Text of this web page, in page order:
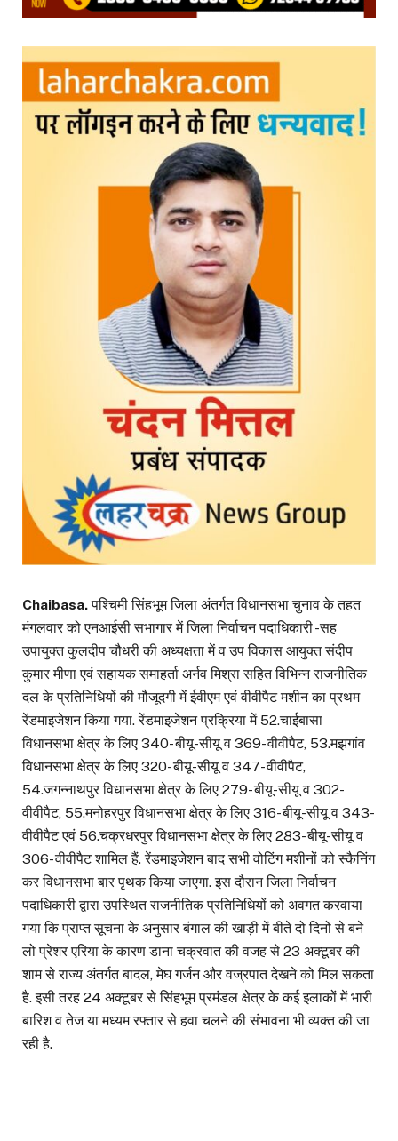
Chaibasa.पश्चिमी सिंहभूम जिला अंतर्गत विधानसभा चुनाव के तहत
मंगलवार को एनआईसी सभागार में जिला निर्वाचन पदाधिकारी -सह
उपायुक्त कुलदीप चौधरी की अध्यक्षता में व उप विकास आयुक्त संदीप
कुमार मीणा एवं सहायक समाहर्ता अर्नव मिश्रा सहित विभिन्न राजनीतिक
दल के प्रतिनिधियों की मौजूदगी में ईवीएम एवं वीवीपैट मशीन का प्रथम
रेंडमाइजेशन किया गया. रेंडमाइजेशन प्रक्रिया में 52.चाईबासा
विधानसभा क्षेत्र के लिए 340- बीयू-सीयू व 369- वीवीपैट, 53.मझगांव
विधानसभा क्षेत्र के लिए 320- बीयू-सीयू व 347- वीवीपैट,
54.जगन्नाथपुर विधानसभा क्षेत्र के लिए 279- बीयू-सीयू व 302-
वीवीपैट, 55.मनोहरपुर विधानसभा क्षेत्र के लिए 316- बीयू-सीयू व 343-
वीवीपैट एवं 56.चक्रधरपुर विधानसभा क्षेत्र के लिए 283- बीयू-सीयू व
306- वीवीपैट शामिल हैं. रेंडमाइजेशन बाद सभी वोटिंग मशीनों को स्कैनिंग
कर विधानसभा बार पृथक किया जाएगा. इस दौरान जिला निर्वाचन
पदाधिकारी द्वारा उपस्थित राजनीतिक प्रतिनिधियों को अवगत करवाया
गया कि प्राप्त सूचना के अनुसार बंगाल की खाड़ी में बीते दो दिनों से बने
लो प्रेशर एरिया के कारण डाना चक्रवात की वजह से 23 अक्टूबर की
शाम से राज्य अंतर्गत बादल, मेघ गर्जन और वज्रपात देखने को मिल सकता
है. इसी तरह 24 अक्टूबर से सिंहभूम प्रमंडल क्षेत्र के कई इलाकों में भारी
बारिश व तेज या मध्यम रफ्तार से हवा चलने की संभावना भी व्यक्त की जा
रही है.